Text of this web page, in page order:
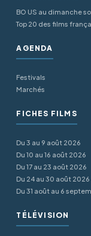
BO US au dimanche
Top 20 des films
AGENDA
Festivals
Marchés
FICHES FILMS
Du 3 au 9 août 2026
Du 10 au 16 août 2026
Du 17 au 23 août 2026
Du 24 au 30 août 2026
Du 31 août au 6
TÉLÉVISION